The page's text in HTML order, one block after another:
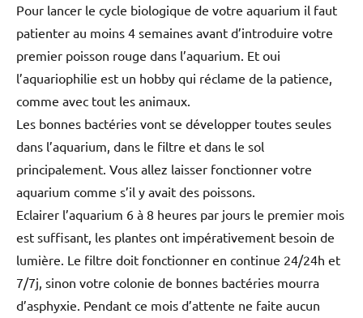
Pour lancer le cycle biologique de votre aquarium il faut
patienter au moins 4 semaines avant d’introduire votre
premier poisson rouge dans l’aquarium. Et oui
l’aquariophilie est un hobby qui réclame de la patience,
comme avec tout les animaux.
Les bonnes bactéries vont se développer toutes seules
dans l’aquarium, dans le filtre et dans le sol
principalement. Vous allez laisser fonctionner votre
aquarium comme s’il y avait des poissons.
Eclairer l’aquarium 6 à 8 heures par jours le premier mois
est suffisant, les plantes ont impérativement besoin de
lumière. Le filtre doit fonctionner en continue 24/24h et
7/7j, sinon votre colonie de bonnes bactéries mourra
d’asphyxie. Pendant ce mois d’attente ne faite aucun